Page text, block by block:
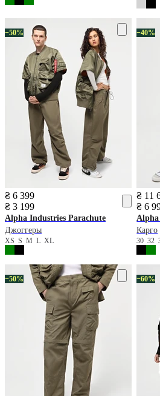
−50%
₴ 6 399
₴ 3 199
Alpha Industries Parachute
Джоггеры
XS S M L XL
−40%
₴ 11
₴ 6
Карго
3032
−50% −60%